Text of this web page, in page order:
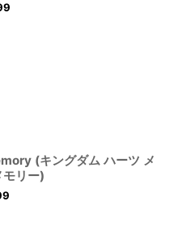
(キングダム ハーツ メ
モリー)